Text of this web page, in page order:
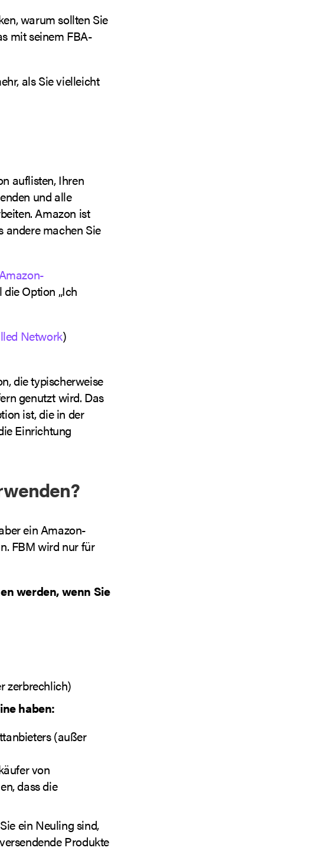
warum sollten Sie
mit seinem FBA-
als Sie vielleicht
auflisten, Ihren
und alle
Amazon ist
andere machen Sie
Option „Ich
Network)
die typischerweise
genutzt wird. Das
ist, die in der
Einrichtung
ein Amazon-
FBM wird nur für
werden, wenn Sie
zerbrechlich)
haben:
(außer
von
dass die
ein Neuling sind,
Produkte